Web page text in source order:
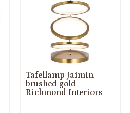
Tafellamp Jaimin
brushed gold
Richmond Interiors